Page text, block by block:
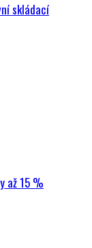
skládací
až 15 %